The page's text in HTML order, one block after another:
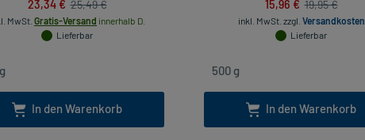
23,34 € 25,49 €
MwSt. Gratis-Versand innerhalb D.
Lieferbar
In den Warenkorb
15,96 € 19,95 €
inkl. MwSt. zzgl. Versandkosten
Lieferbar
In den Warenkorb